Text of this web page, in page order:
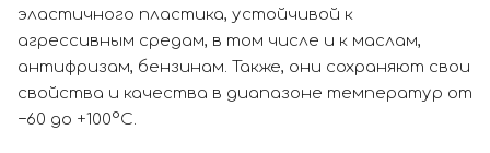
эластичного пластика, устойчивой к
агрессивным средам, в том числе и к маслам,
антифризам, бензинам. Также, они сохраняют свои
свойства и качества в диапазоне температур от
−60 до +100°С.